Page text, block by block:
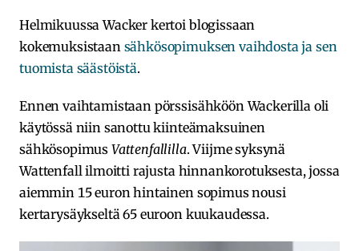
Helmikuussa Wacker kertoi blogissaan
kokemuksistaan sähkösopimuksen vaihdosta ja sen
tuomista säästöistä.
Ennen vaihtamistaan pörssisähköön Wackerilla oli
käytössä niin sanottu kiinteämaksuinen
sähkösopimus Vattenfallilla. Viijme syksynä
Wattenfall ilmoitti rajusta hinnankorotuksesta, jossa
aiemmin 15 euron hintainen sopimus nousi
kertarysäykseltä 65 euroon kuukaudessa.